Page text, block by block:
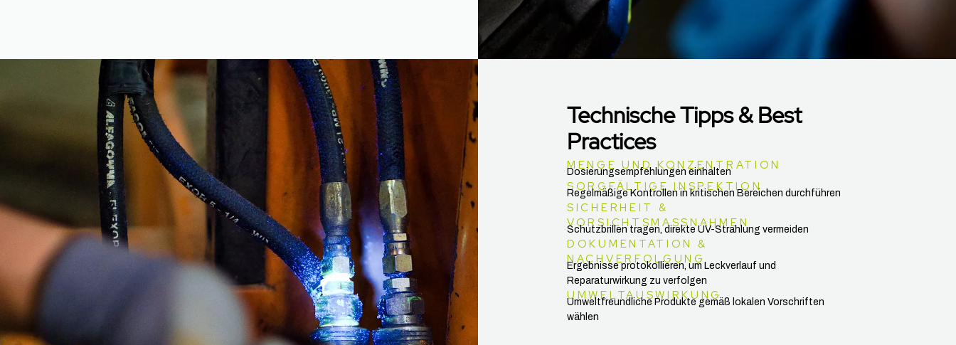
Technische Tipps & Best
Practices
MENGE UND KONZENTRATION
Dosierungsempfehlungen einhalten
SORGFÄLTIGE INSPEKTION
Regelmäßige Kontrollen in kritischen Bereichen durchführen
SICHERHEIT &
VORSICHTSMASSNAHMEN
Schutzbrillen tragen, direkte UV-Strahlung vermeiden
DOKUMENTATION &
NACHVERFOLGUNG
Ergebnisse protokollieren, um Leckverlauf und
Reparaturwirkung zu verfolgen
UMWELTAUSWIRKUNG
Umweltfreundliche Produkte gemäß lokalen Vorschriften
wählen